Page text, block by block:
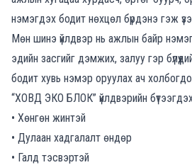
нэмэгдэх бодит нөхцөл бүрдэнэ гэж
Мөн шинэ үйлдвэр нь ажлын байр
эдийн засгийг дэмжих, залуу гэр
бодит хувь нэмэр оруулах ач
“ХОВД ЭКО БЛОК” үйлдвэрийн
• Хөнгөн жинтэй
• Дулаан хадгалалт өндөр
• Галд тэсвэртэй